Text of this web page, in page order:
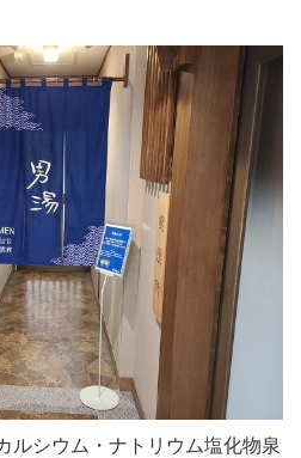
ルシウム・ナトリウム塩化物泉